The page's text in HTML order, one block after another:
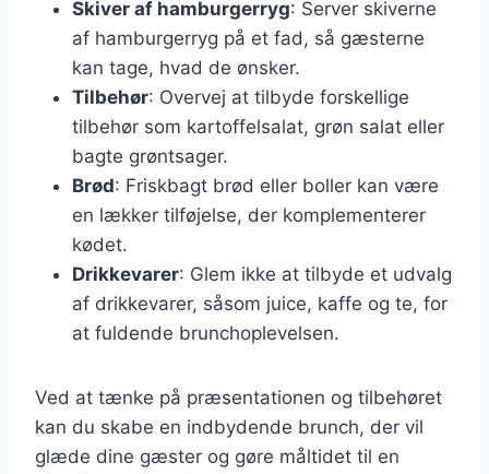
Skiver af hamburgerryg: Server skiverne
af hamburgerryg på et fad, så gæsterne
kan tage, hvad de ønsker.
Tilbehør: Overvej at tilbyde forskellige
tilbehør som kartoffelsalat, grøn salat eller
bagte grøntsager.
Brød: Friskbagt brød eller boller kan være
en lækker tilføjelse, der komplementerer
kødet.
Drikkevarer: Glem ikke at tilbyde et udvalg
af drikkevarer, såsom juice, kaffe og te, for
at fuldende brunchoplevelsen.
Ved at tænke på præsentationen og tilbehøret
kan du skabe en indbydende brunch, der vil
glæde dine gæster og gøre måltidet til en